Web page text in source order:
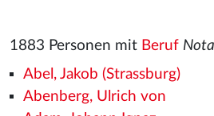
1883 Personen mit Beruf
Abel, Jakob (Strassburg)
Abenberg, Ulrich von